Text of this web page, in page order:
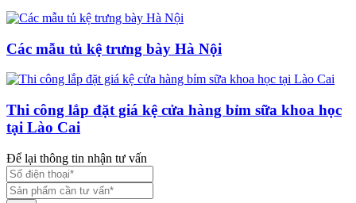
Các mẫu tủ kệ trưng bày Hà Nội
Thi công lắp đặt giá kệ cửa hàng bỉm sữa khoa học
tại Lào Cai
Để lại thông tin nhận tư vấn